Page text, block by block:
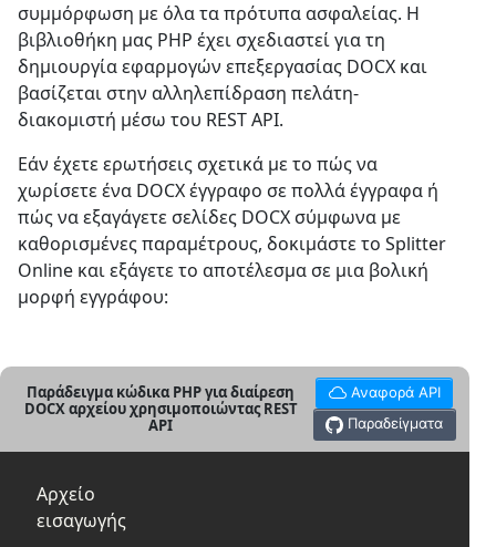
συμμόρφωση με όλα τα πρότυπα ασφαλείας. Η
βιβλιοθήκη μας PHP έχει σχεδιαστεί για τη
δημιουργία εφαρμογών επεξεργασίας DOCX και
βασίζεται στην αλληλεπίδραση πελάτη-
διακομιστή μέσω του REST API.
Εάν έχετε ερωτήσεις σχετικά με το πώς να
χωρίσετε ένα DOCX έγγραφο σε πολλά έγγραφα ή
πώς να εξαγάγετε σελίδες DOCX σύμφωνα με
καθορισμένες παραμέτρους, δοκιμάστε το Splitter
Online και εξάγετε το αποτέλεσμα σε μια βολική
μορφή εγγράφου:
Παράδειγμα κώδικα PHP για διαίρεση
DOCX αρχείου χρησιμοποιώντας REST
API
Αναφορά API
Παραδείγματα
Αρχείο
εισαγωγής